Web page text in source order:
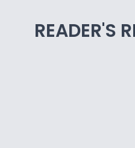
READER'S